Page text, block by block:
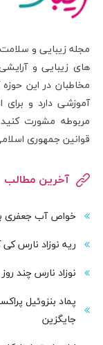
مجله زیبایی و
های زیبایی و
مخاطبان در این
آموزشی دارد و
مربوطه مشورت
قوانین جمهوری
آخرین مطالب
خواص آب جعفری
ریه نوزاد نارس
نوزاد نارس چند
پماد بنزوئیل
جایگزین